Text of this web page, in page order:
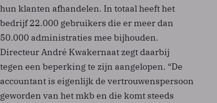
hun klanten afhandelen. In totaal heeft het
bedrijf 22.000 gebruikers die er meer dan
50.000 administraties mee bijhouden.
Directeur André Kwakernaat zegt daarbij
tegen een beperking te zijn aangelopen. “De
accountant is eigenlijk de vertrouwenspersoon
geworden van het mkb en die komt steeds